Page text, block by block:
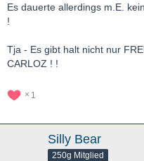
Es dauerte allerdings m.E.
!
Tja - Es gibt halt nicht nur
CARLOZ ! !
1
Silly Bear
250g Mitglied